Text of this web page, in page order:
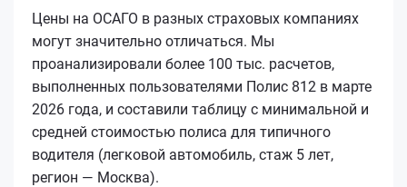
Цены на ОСАГО в разных страховых компаниях
могут значительно отличаться. Мы
проанализировали более 100 тыс. расчетов,
выполненных пользователями Полис 812 в марте
2026 года, и составили таблицу с минимальной и
средней стоимостью полиса для типичного
водителя (легковой автомобиль, стаж 5 лет,
регион — Москва).